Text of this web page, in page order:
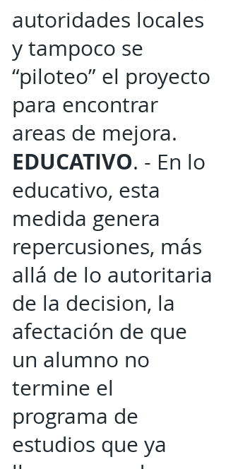
autoridades locales
y tampoco se
“piloteo” el proyecto
para encontrar
areas de mejora.
EDUCATIVO. - En lo
educativo, esta
medida genera
repercusiones, más
allá de lo autoritaria
de la decision, la
afectación de que
un alumno no
termine el
programa de
estudios que ya